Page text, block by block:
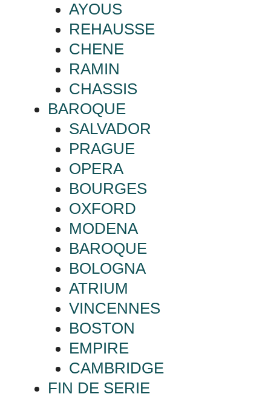
AYOUS
REHAUSSE
CHENE
RAMIN
CHASSIS
BAROQUE
SALVADOR
PRAGUE
OPERA
BOURGES
OXFORD
MODENA
BAROQUE
BOLOGNA
ATRIUM
VINCENNES
BOSTON
EMPIRE
CAMBRIDGE
FIN DE SERIE